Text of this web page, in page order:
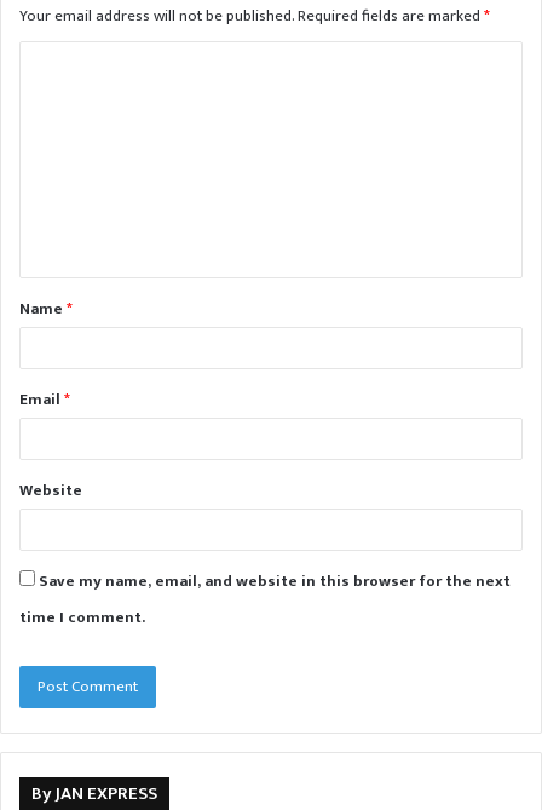
Your email address will not be published.Required fields are marked*
t
*Name*
Email*
Website
Save my name, email, and website in this browser for the next
time I comment.
By JAN EXPRESS